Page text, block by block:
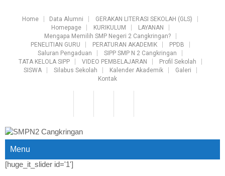
Home Data Alumni
GERAKAN LITERASI SEKOLAH (GLS)
Homepage
KURIKULUM
LAYANAN
Mengapa Memilih SMP Negeri 2 Cangkringan?
PENELITIAN GURU
PERATURAN AKADEMIK
PPDB
Saluran Pengaduan
SIPP SMP N 2 Cangkringan
TATA KELOLA SIPP
VIDEO PEMBELAJARAN
Profil Sekolah
SISWA
Silabus Sekolah Kalender Akademik
Galeri
Kontak
Menu
[huge_it_slider id='1']